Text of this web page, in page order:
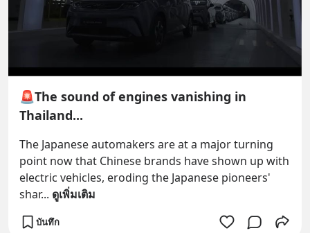
🚨The sound of engines vanishing in
Thailand...
The Japanese automakers are at a major turning
point now that Chinese brands have shown up with
electric vehicles, eroding the Japanese pioneers'
shar... ดูเพิ่มเติม
บันทึก